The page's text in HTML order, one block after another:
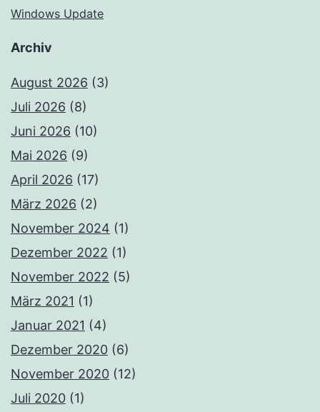
Windows Update
Archiv
August 2026 (3)
Juli 2026 (8)
Juni 2026 (10)
Mai 2026 (9)
April 2026 (17)
März 2026 (2)
November 2024 (1)
Dezember 2022 (1)
November 2022 (5)
März 2021 (1)
Januar 2021 (4)
Dezember 2020 (6)
November 2020 (12)
Juli 2020 (1)